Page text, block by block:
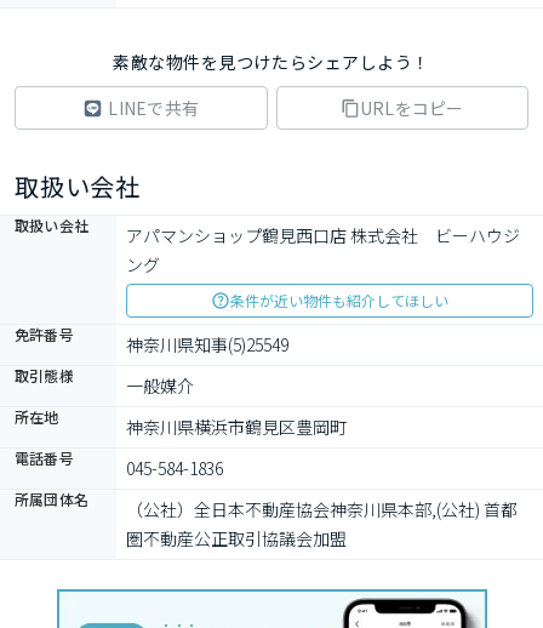
素敵な物件を見つけたらシェアしよう！
LINEで共有
URLをコピー
取扱い会社
取扱い会社
アパマンショップ鶴見西口店 株式会社　ビーハウジ
ング
条件が近い物件も紹介してほしい
免許番号
神奈川県知事(5)25549
取引態様 一般媒介
所在地 神奈川県横浜市鶴見区豊岡町
電話番号 045-584-1836
所属団体名
（公社）全日本不動産協会神奈川県本部,(公社) 首都
圏不動産公正取引協議会加盟